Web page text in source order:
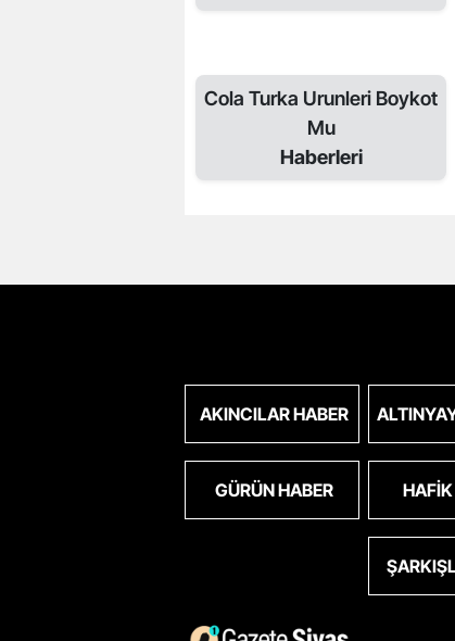
Cola Turka Urunleri Boykot
Mu
Haberleri
AKINCILAR HABER
GÜRÜN HABER